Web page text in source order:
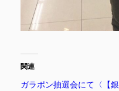
関連
ガラポン抽選会にて〈【銀